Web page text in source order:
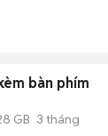
bàn phím
GB 3 tháng